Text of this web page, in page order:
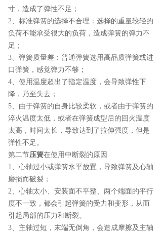
寸，造成了弹性不足；
2、标准弹簧的选择不合理：选择的重量较轻的
负荷不能承受很大的负荷，造成弹簧的弹力不
足；
3、弹簧质量差：普通弹簧选用高品质弹簧或进
口弹簧，感觉弹力不够；
4、使用温度超出了指定温度，会导致弹性下
降，乃至失去；
5、由于弹簧的自身比较柔软，或者由于弹簧的
淬火温度太低，或者在弹簧成型后的回火温度
太高，时间太长，导致达到了拉伸强度，但是
弹性不足。
第二节压簧在使用中断裂的原因
1、心轴过小或弹簧水平放置，导致弹簧及心轴
磨损而破裂；
2、心轴太小、安装面不平整、两个端面的平行
度不一致，都会引起弹簧的受力和变形，从而
引起局部的压力和断裂。
3、主轴过短，末端无倒角，会造成摩擦及主轴